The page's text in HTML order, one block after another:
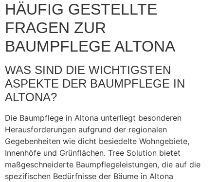
HÄUFIG GESTELLTE
FRAGEN ZUR
BAUMPFLEGE ALTONA
WAS SIND DIE WICHTIGSTEN
ASPEKTE DER BAUMPFLEGE IN
ALTONA?
Die Baumpflege in Altona unterliegt besonderen
Herausforderungen aufgrund der regionalen
Gegebenheiten wie dicht besiedelte Wohngebiete,
Innenhöfe und Grünflächen. Tree Solution bietet
maßgeschneiderte Baumpflegeleistungen, die auf die
spezifischen Bedürfnisse der Bäume in Altona